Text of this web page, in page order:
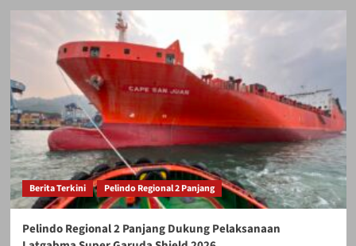
Berita Terkini Pelindo Regional 2 Panjang
Pelindo Regional 2 Panjang Dukung Pelaksanaan